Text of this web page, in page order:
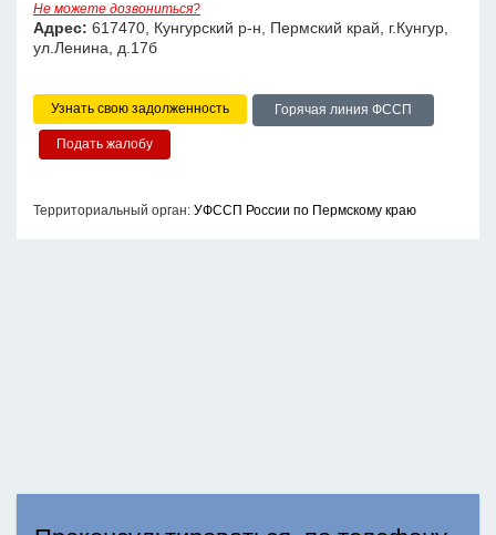
Не можете дозвониться?
Адрес: 617470, Кунгурский р-н, Пермский край, г.Кунгур,
ул.Ленина, д.17б
Узнать свою задолженность Горячая линия ФССП
Территориальный орган: УФССП России по Пермскому краю